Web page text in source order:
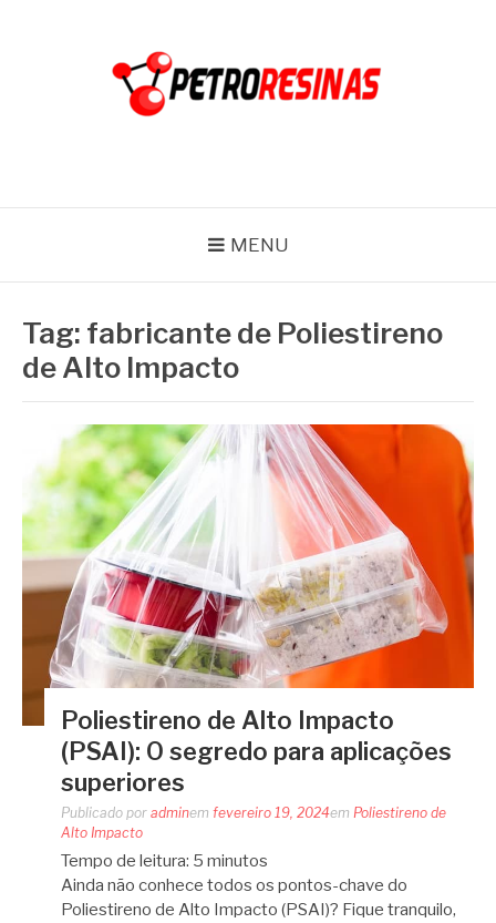
MENU
Tag: fabricante de Poliestireno
de Alto Impacto
Poliestireno de Alto Impacto
(PSAI): O segredo para aplicações
superiores
Publicado por adminem fevereiro 19, 2024em Poliestireno de
Alto Impacto
Tempo de leitura: 5 minutos
Ainda não conhece todos os pontos-chave do
Poliestireno de Alto Impacto (PSAI)? Fique tranquilo,